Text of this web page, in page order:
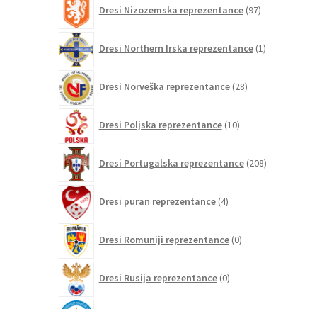
Dresi Nizozemska reprezentance 97izdelkov
Dresi Northern Irska reprezentance 1izdelek
Dresi Norveška reprezentance 28izdelkov
Dresi Poljska reprezentance 10izdelkov
Dresi Portugalska reprezentance 208izdelkov
Dresi puran reprezentance 4izdelki
Dresi Romuniji reprezentance 0izdelkov
Dresi Rusija reprezentance 0izdelkov